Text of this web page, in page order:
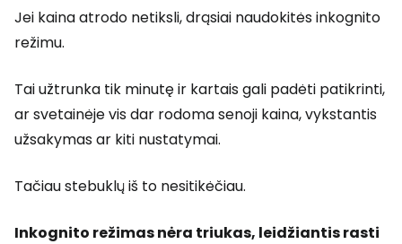
Jei kaina atrodo netiksli, drąsiai naudokitės inkognito
režimu.
Tai užtrunka tik minutę ir kartais gali padėti patikrinti,
ar svetainėje vis dar rodoma senoji kaina, vykstantis
užsakymas ar kiti nustatymai.
Tačiau stebuklų iš to nesitikėčiau.
Inkognito režimas nėra triukas, leidžiantis rasti